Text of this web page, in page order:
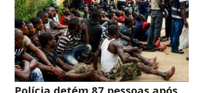
Polícia detém 87 pessoas após